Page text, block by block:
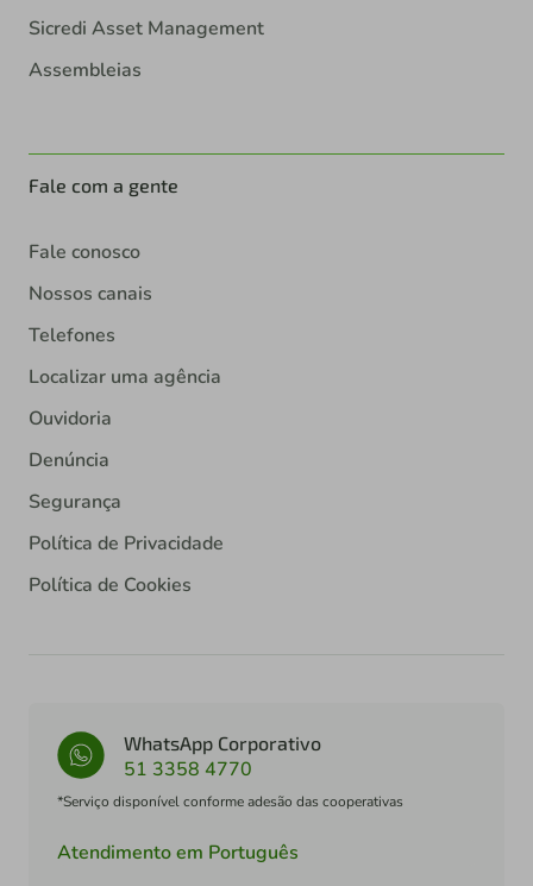
Sicredi Asset Management
Assembleias
Fale com a gente
Fale conosco
Nossos canais
Telefones
Localizar uma agência
Ouvidoria
Denúncia
Segurança
Política de Privacidade
Política de Cookies
WhatsApp Corporativo
51 3358 4770
*Serviço disponível conforme adesão das cooperativas
Atendimento em Português